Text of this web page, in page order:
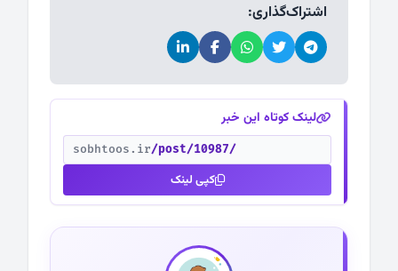
اشتراک‌گذاری:
لینک کوتاه این خبر
sobhtoos.ir/post/10987/
کپی لینک